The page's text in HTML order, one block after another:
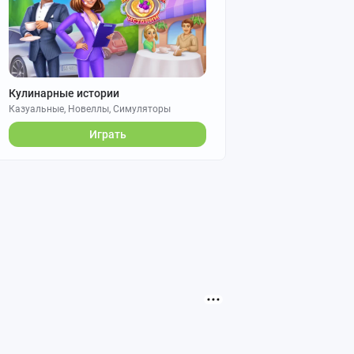
Кулинарные истории
Казуальные, Новеллы, Симуляторы
Играть